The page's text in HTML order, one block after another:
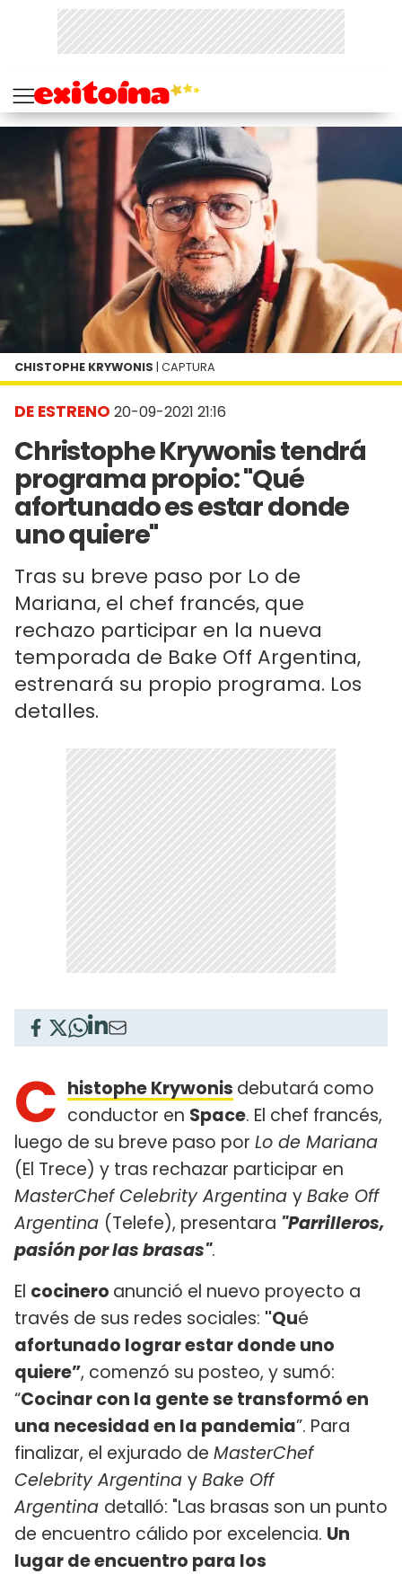
DE ESTRENO 20-09-2021 21:16
Christophe Krywonis tendrá
programa propio: "Qué
afortunado es estar donde
uno quiere"
Tras su breve paso por Lo de
Mariana, el chef francés, que
rechazo participar en la nueva
temporada de Bake Off Argentina,
estrenará su propio programa. Los
detalles.
CHISTOPHE KRYWONIS | CAPTURA
C histophe Krywonis debutará como
conductor en Space. El chef francés,
luego de su breve paso por Lo de Mariana
(El Trece) y tras rechazar participar en
MasterChef Celebrity Argentina yBake Off
Argentina (Telefe), presentara "Parrilleros,
pasión por las brasas".
El cocinero anunció el nuevo proyecto a
través de sus redes sociales: "Qué
afortunado lograr estar donde uno
quiere”, comenzó su posteo, y sumó:
“Cocinar con la gente se transformó en
una necesidad en la pandemia”. Para
finalizar, el exjurado de MasterChef
Celebrity Argentina yBake Off
Argentina detalló: "Las brasas son un punto
de encuentro cálido por excelencia. Un
lugar de encuentro para los